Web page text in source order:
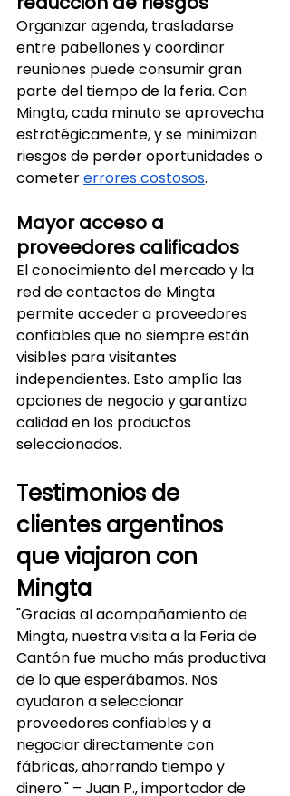
Organizar agenda, trasladarse
entre pabellones y coordinar
reuniones puede consumir gran
parte del tiempo de la feria. Con
Mingta, cada minuto se aprovecha
estratégicamente, y se minimizan
riesgos de perder oportunidades o
cometer errores costosos.
Mayor acceso a
proveedores calificados
El conocimiento del mercado y la
red de contactos de Mingta
permite acceder a proveedores
confiables que no siempre están
visibles para visitantes
independientes. Esto amplía las
opciones de negocio y garantiza
calidad en los productos
seleccionados.
Testimonios de
clientes argentinos
que viajaron con
Mingta
"Gracias al acompañamiento de
Mingta, nuestra visita a la Feria de
Cantón fue mucho más productiva
de lo que esperábamos. Nos
ayudaron a seleccionar
proveedores confiables y a
negociar directamente con
fábricas, ahorrando tiempo y
dinero." – Juan P., importador de